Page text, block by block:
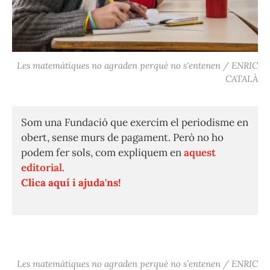
Les matemàtiques no agraden perquè no s'entenen / ENRIC
CATALÀ
Som una Fundació que exercim el periodisme en
obert, sense murs de pagament. Però no ho
podem fer sols, com expliquem enaquest
editorial.
Clica aquí i ajuda'ns!
Les matemàtiques no agraden perquè no s’entenen / ENRIC